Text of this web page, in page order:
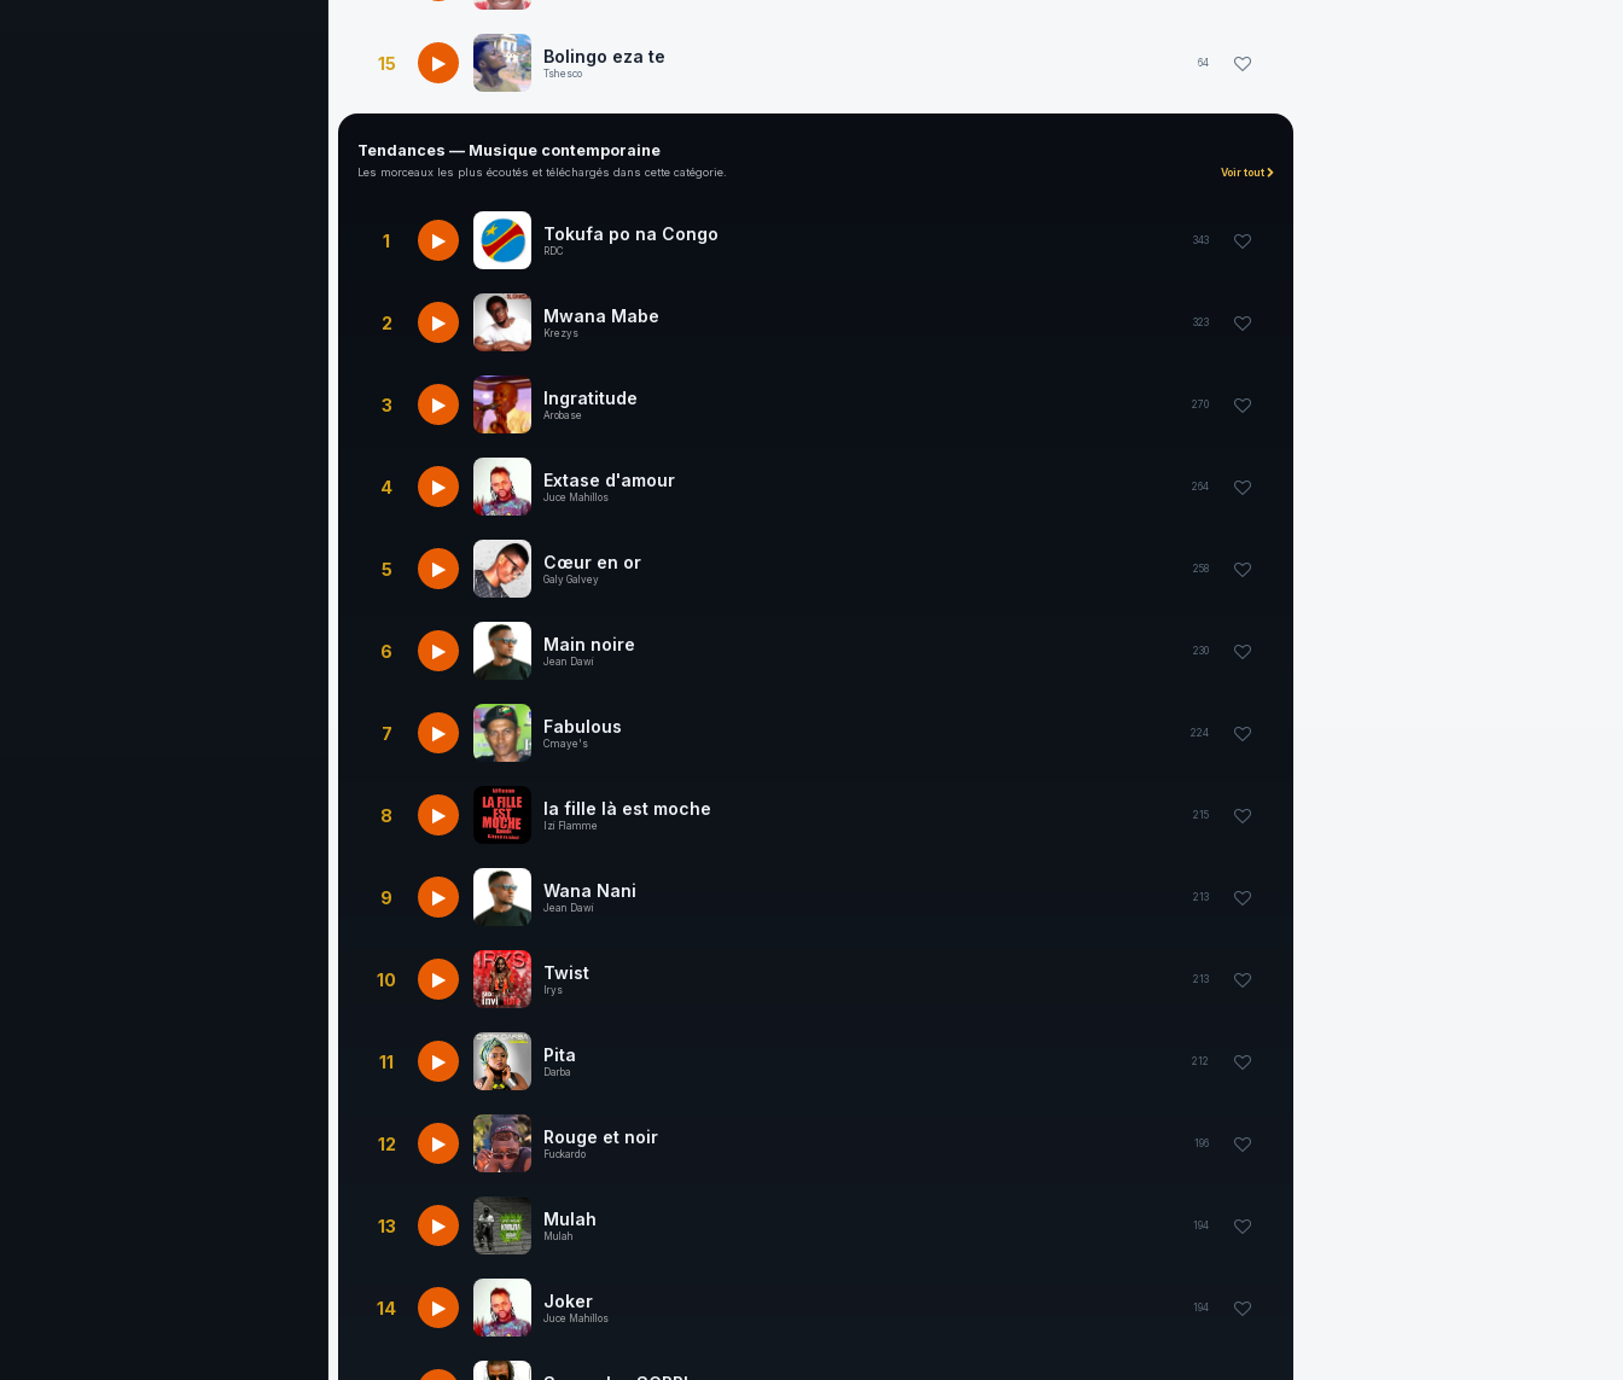
15 Bolingo eza te
Tshesco
64
Tendances — Musique contemporaine
Les morceaux les plus écoutés et téléchargés dans cette catégorie. Voir tout
1 Tokufa po na Congo
RDC
343
2 Mwana Mabe
Krezys
323
3 Ingratitude
Arobase
270
4 Extase d'amour
Juce Mahillos
264
5 Cœur en or
Galy Galvey
258
6 Main noire
Jean Dawi
230
7 Fabulous
Cmaye's
224
8 la fille là est moche
Izi Flamme
215
9 Wana Nani
Jean Dawi
213
10 Twist
Irys
213
11 Pita
Darba
212
12 Rouge et noir
Fuckardo
196
13 Mulah
Mulah
194
14 Joker
Juce Mahillos
194